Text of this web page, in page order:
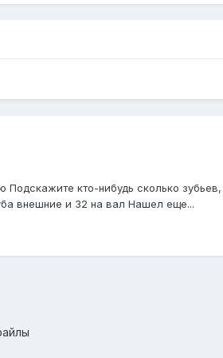
кто-нибудь сколько
внешние и 32 на вал Нашел еще...